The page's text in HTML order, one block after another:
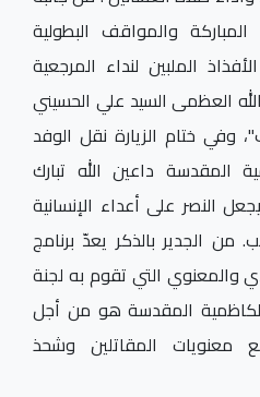
المباركة والمواقف البطولية
الملبين لنداء المرجعية
العظمى السيد علي الحسيني
وفي ختام الزيارة نقل الوفد
المقدسة داعين الله تبارك
النصر على أعداء الإنسانية
الجدير بالذكر يعدّ برنامج
والمعنوي التي تقوم به لجنة
المقدسة هو من أجل
معنويات المقاتلين وشحذ